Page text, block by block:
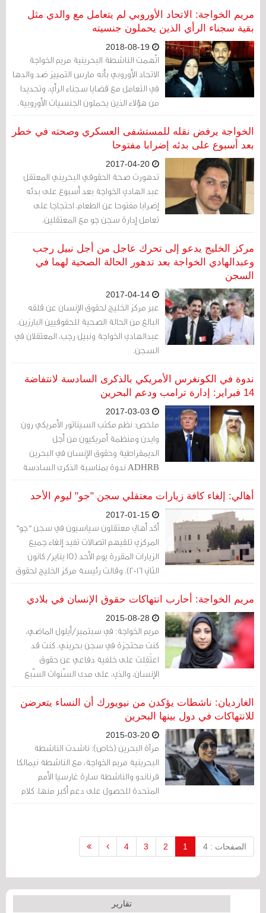
الأمريكيين من بينهم توماس كراجيسكي،
وقد أعاد جايكوب سوليفان إرسالها إلى هيلاري
كلينتون.
مريم الخواجة: الاتحاد الأوروبي لم يتعامل مع والدي مثل
بقية سجناء الرأي الذين يحملون جنسيته
اتّهمت الناشطة البحرينية مريم الخواجة
الاتحاد الأوروبي بأنه مارس التمييز ضد والدها
في التعامل مع قضايا سجناء الرأي، وتحديدا
من هؤلاء الذين يحملون الجنسيات الأوروبية.
الخواجة يرفض نقله للمستشفى العسكري وصحته في خطر
بعد أسبوع على بدئه إضرابا مفتوحا
تدهورت صحة الحقوقي البحريني المعتقل
عبد الهادي الخواجة بعد أسبوع على بدئه
إضرابا مفتوحا عن الطعام، احتجاجا على
تعامل إدارة سجن جو مع المعتقلين،
والأوضاع الأمنية والسياسية المتفاقمة في
البلاد.
مركز الخليج يدعو إلى تحرك عاجل من أجل نبيل رجب
وعبدالهادي الخواجة بعد تدهور الحالة الصحية لهما في
السجن
عبر مركز الخليج لحقوق الإنسان عن قلقه
البالغ من الحالة الصحية للحقوقيين البارزين،
عبدالهادي الخواجة ونبيل رجب، المعتقلان في
السجن.
ندوة في الكونغرس الأمريكي بالذكرى السادسة لانتفاضة
14 فبراير: إدارة ترامب ودعم البحرين
ملخص: نظم مكتب السيناتور الأمريكي رون
وايدن ومنظمة أمريكيون من أجل
الديمقراطية وحقوق الإنسان في البحرين
ADHRB ندوة بمناسبة الذكرى السادسة
لثورة 14 فبراير في البحرين، وذلك في مبنى
الكونغرس الأمريكي.
أهالي: إلغاء كافة زيارات معتقلي سجن "جو" ليوم الأحد
أكد أهالي معتقلون سياسيون في سجن "جو"
المركزي تلقيهم اتصالات تفيد إلغاء جميع
الزيارات المقررة يوم الأحد (15 يناير/ كانون
الثاني 2016). وقالت رئيسة مركز الخليج لحقوق
الإنسان مريم الخواجة "للتو تم إخبار عائلتي
بأن زيارة والدي المقررة ليوم الأحد (غدا) تم
سجن جو". ويأتي ذلك في ضوء الإجراءات
الأمنية الاحترازية إثر ورود أنباء عن نية
السلطات تنفيذ أحكام بالإعدام بحق 3
معتقلين سياسيين.
مريم الخواجة: أحارب انتهاكات حقوق الإنسان في بلادي
مريم الخواجة: في سبتمبر/أيلول الماضي،
كنت محتجزة في سجن بحريني. كنت قد
اعتُقِلت على خلفية دفاعي عن حقوق
الإنسان، والذي، على مدى السّنوات السّبع
الماضية، قادني إلى قاعات الكونغرس والأمم
المتحدة وحول العالم في محاولة للتعريف
بالانتهاكات التي ترتكبها الحكومة البحرينية
والأنظمة القمعية الأخرى في المنطقة.
الغارديان: ناشطات يؤكدن من نيويورك أن النساء يتعرضن
للانتهاكات في دول بينها البحرين
مرآة البحرين (خاص): ناشدت الناشطة
البحرينية مريم الخواجة، مع الناشطة نيمالكا
فرناندو والناشطة سارة غارسيا الأمم
المتحدة للحصول على دعم أكبر منها. كلام
الخواجة جاء خلال مشاركتها في لقاء نُظّم في
اللجنة المختصة بوضع المرأة في نيويورك.
الصفحات : 4 1
2
3
4
تقارير